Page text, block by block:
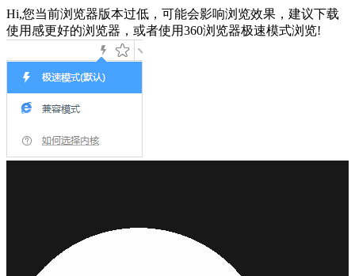
Hi,您当前浏览器版本过低，可能会影响浏览效果，建议下载
使用感更好的浏览器，或者使用360浏览器极速模式浏览!